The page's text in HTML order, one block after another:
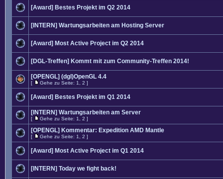
[Award] Bestes Projekt im Q2 2014
[INTERN] Wartungsarbeiten am Hosting Server
[Award] Most Active Project im Q2 2014
[DGL-Treffen] Kommt mit zum Community-Treffen 2014!
[OPENGL] (dgl)OpenGL 4.4
[ Gehe zu Seite: 1 2 ]
[Award] Bestes Projekt im Q1 2014
[INTERN] Wartungsarbeiten am Server
[ Gehe zu Seite: 1 2 ]
[OPENGL] Kommentar: Expedition AMD Mantle
[ Gehe zu Seite: 1 2 ]
[Award] Most Active Project im Q1 2014
[INTERN] Today we fight back!